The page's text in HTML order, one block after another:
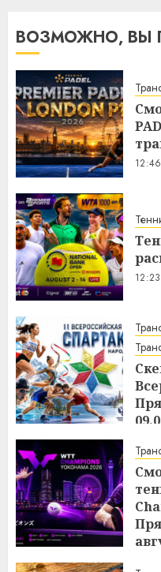
ВОЗМОЖНО, ВЫ
12:46
12:23